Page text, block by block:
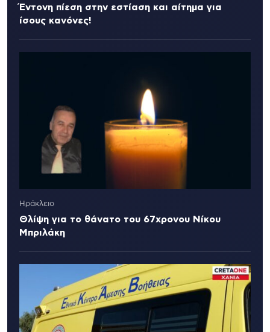
Έντονη πίεση στην εστίαση και αίτημα για
ίσους κανόνες!
Ηράκλειο
Θλίψη για το θάνατο του 67χρονου Νίκου
Μπριλάκη